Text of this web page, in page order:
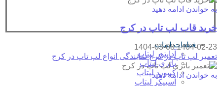
قطعات لپتاپ
آداپتور لپتاپ
باتری لپتاپ
کیبورد لپتاپ
اسپیکر لپتاپ
به خواندن ادامه دهید
خرید قاب لپ تاپ در کرج
1404-02-23
1404-03-08
تعمیر لپ تاپ در کرجنمایندگی انواع لپ تاپ در کرج
به خواندن ادامه دهید